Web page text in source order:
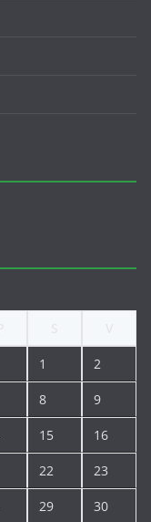
1 2
8 9
15 16
22 23
29 30